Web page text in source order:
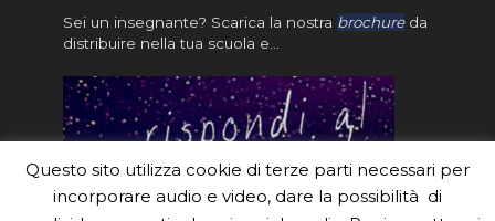
Sei un insegnante? Scarica la nostra brochureda
distribuire nella tua scuola e…
Questo sito utilizza cookie di terze parti necessari per
incorporare audio e video, dare la possibilità di